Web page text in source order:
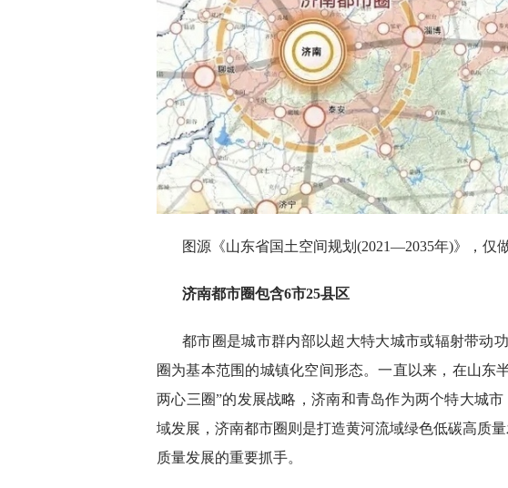
图源《山东省国土空间规划(2021—2035年)》，仅
济南都市圈包含6市25县区
都市圈是城市群内部以超大特大城市或辐射带动
圈为基本范围的城镇化空间形态。一直以来，在山东
两心三圈”的发展战略，济南和青岛作为两个特大城
域发展，济南都市圈则是打造黄河流域绿色低碳高质
质量发展的重要抓手。